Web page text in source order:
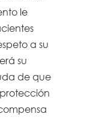
le
a su
su
de que